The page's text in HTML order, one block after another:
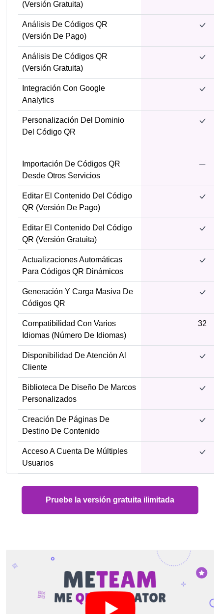
(versión Gratuita)
Análisis De Códigos QR
(versión De Pago)
Análisis De Códigos QR
(versión Gratuita)
Integración Con Google
Analytics
Personalización Del Dominio
Del Código QR
Importación De Códigos QR
Desde Otros Servicios
Editar El Contenido Del Código
QR (versión De Pago)
Editar El Contenido Del Código
QR (versión Gratuita)
Actualizaciones Automáticas
Para Códigos QR Dinámicos
Generación Y Carga Masiva De
Códigos QR
Compatibilidad Con Varios
Idiomas (número De Idiomas)
32
Disponibilidad De Atención Al
Cliente
Biblioteca De Diseño De Marcos
Personalizados
Creación De Páginas De
Destino De Contenido
Acceso A Cuenta De Múltiples
Usuarios
Pruebe la versión gratuita ilimitada